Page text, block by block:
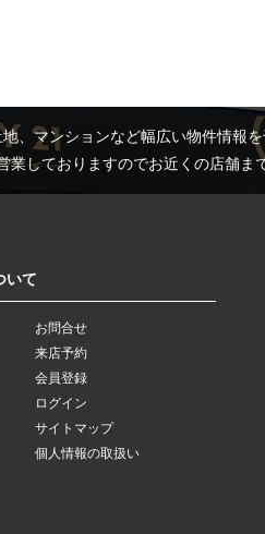
、マンションなど幅広い物件情報
業しておりますのでお近くの店舗
いて
お問合せ
来店予約
会員登録
ログイン
サイトマップ
個人情報の取扱い